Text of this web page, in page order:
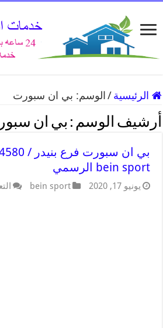
الرئيسية / الوسم: بي ان سبورت
أرشيف الوسم : بي ان
bein sport الرسمي
يونيو 17, 2020 bein sport